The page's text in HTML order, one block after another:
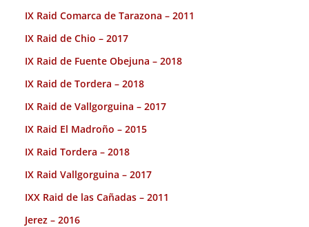
IX Raid Comarca de Tarazona – 2011
IX Raid de Chio – 2017
IX Raid de Fuente Obejuna – 2018
IX Raid de Tordera – 2018
IX Raid de Vallgorguina – 2017
IX Raid El Madroño – 2015
IX Raid Tordera – 2018
IX Raid Vallgorguina – 2017
IXX Raid de las Cañadas – 2011
Jerez – 2016